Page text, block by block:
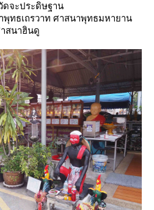
ดจะประดิษฐาน
ทธเถรวาท ศาสนาพุทธมหายาน
สนาฮินดู